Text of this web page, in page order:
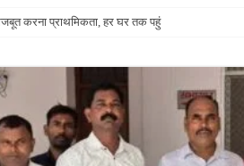
करना प्राथमिकता, हर घर तक पहुंचाएं पार्टी की